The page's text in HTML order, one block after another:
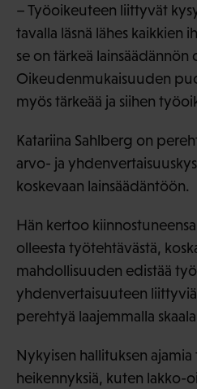
– Työoikeuteen liittyvät
tavalla läsnä lähes kaikkien
se on tärkeä lainsäädännön
Oikeudenmukaisuuden
myös tärkeää ja siihen
Katariina Sahlberg on
arvo- ja
koskevaan lainsäädäntöön.
Hän kertoo kiinnostuneensa
olleesta työtehtävästä,
mahdollisuuden edistää
yhdenvertaisuuteen liittyviä
perehtyä laajemmalla
Nykyisen hallituksen
heikennyksiä, kuten lakko-